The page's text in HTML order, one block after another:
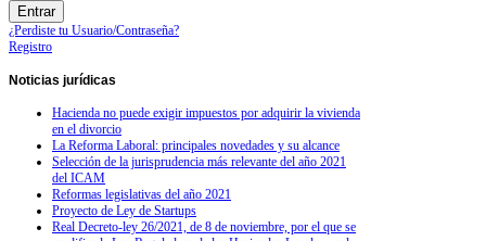
¿Perdiste tu Usuario/Contraseña?
Registro
Noticias jurídicas
Hacienda no puede exigir impuestos por adquirir la vivienda
en el divorcio
La Reforma Laboral: principales novedades y su alcance
Selección de la jurisprudencia más relevante del año 2021
del ICAM
Reformas legislativas del año 2021
Proyecto de Ley de Startups
Real Decreto-ley 26/2021, de 8 de noviembre, por el que se